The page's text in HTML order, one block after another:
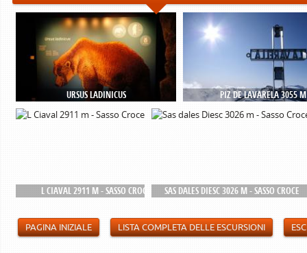
URSUS LADINICUS PIZ DE LAVARELA 3055 M
L CIAVAL 2911 M - SASSO CROCE SAS DALES DIESC 3026 M - SASSO CROCE
PAGINA INIZIALE LISTA COMPLETA DELLE ESCURSIONI